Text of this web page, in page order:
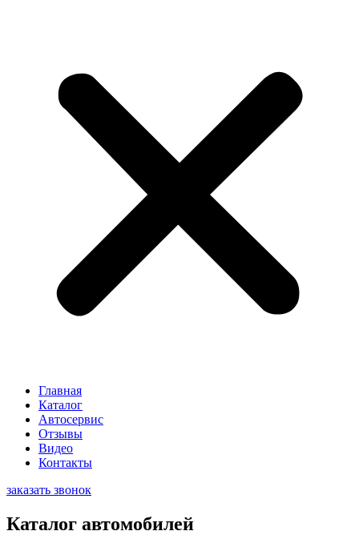
Главная
Каталог
Автосервис
Отзывы
Видео
Контакты
заказать звонок
Каталог автомобилей